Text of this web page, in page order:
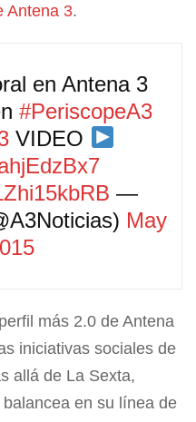
Antena 3.
en Antena 3
#PeriscopeA3
VIDEO
—
May
más 2.0 de Antena
iniciativas sociales de
allá de La Sexta,
en su línea de